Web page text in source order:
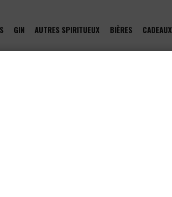
GIN AUTRES SPIRITUEUX BIÈRES CADEAUX
in